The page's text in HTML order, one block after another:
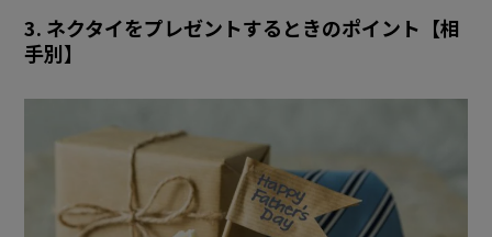
3. ネクタイをプレゼントするときのポイント【相
手別】